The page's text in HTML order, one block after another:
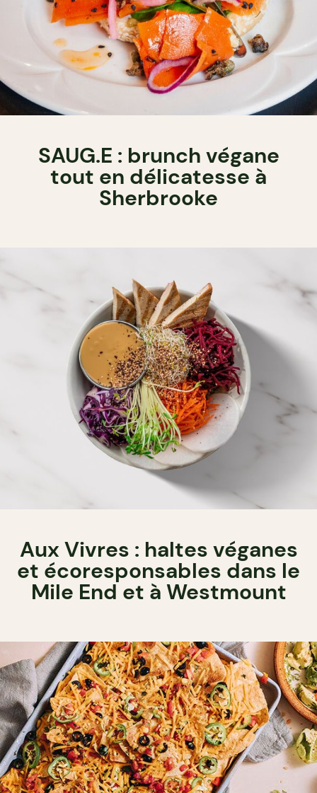
SAUG.E : brunch végane
tout en délicatesse à
Sherbrooke
Aux Vivres : haltes véganes
et écoresponsables dans le
Mile End et à Westmount